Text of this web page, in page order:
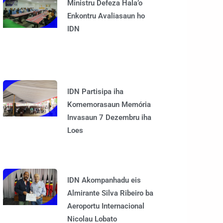
Ministru Defeza Hala’o
Enkontru Avaliasaun ho
IDN
IDN Partisipa iha
Komemorasaun Memória
Invasaun 7 Dezembru iha
Loes
IDN Akompanhadu eis
Almirante Silva Ribeiro ba
Aeroportu Internacional
Nicolau Lobato